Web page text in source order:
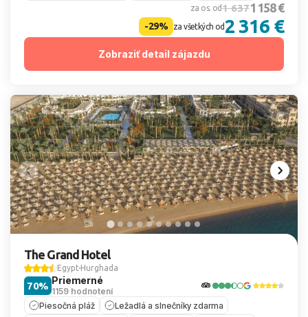
za os. od1 6371 158 €
-29% za všetkých od2 316 €
Zobraziť detail zájazdu
The Grand Hotel
Egypt Hurghada
Priemerné
1159 hodnotení
70%
Piesočná pláž
Ležadlá a slnečníky zdarma